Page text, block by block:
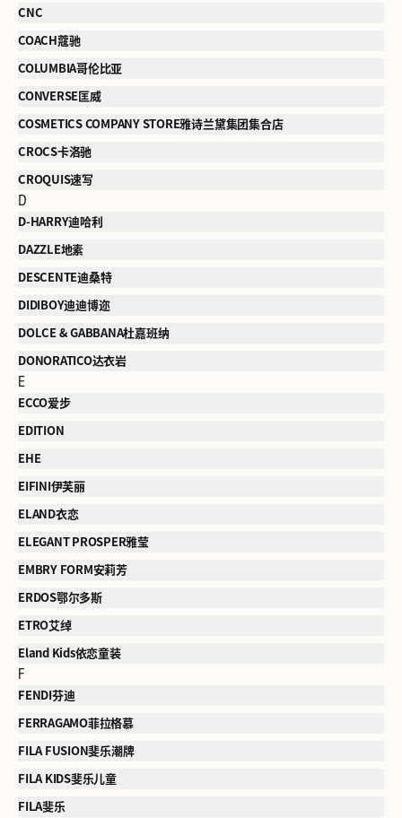
CNC
COACH蔻驰
COLUMBIA哥伦比亚
CONVERSE匡威
COSMETICS COMPANY STORE雅诗兰黛集团集合店
CROCS卡洛驰
CROQUIS速写
D
D-HARRY迪哈利
DAZZLE地素
DESCENTE迪桑特
DIDIBOY迪迪博迩
DOLCE & GABBANA杜嘉班纳
DONORATICO达衣岩
E
ECCO爱步
EDITION
EHE
EIFINI伊芙丽
ELAND衣恋
ELEGANT PROSPER雅莹
EMBRY FORM安莉芳
ERDOS鄂尔多斯
ETRO艾绰
Eland Kids依恋童装
F
FENDI芬迪
FERRAGAMO菲拉格慕
FILA FUSION斐乐潮牌
FILA KIDS斐乐儿童
FILA斐乐